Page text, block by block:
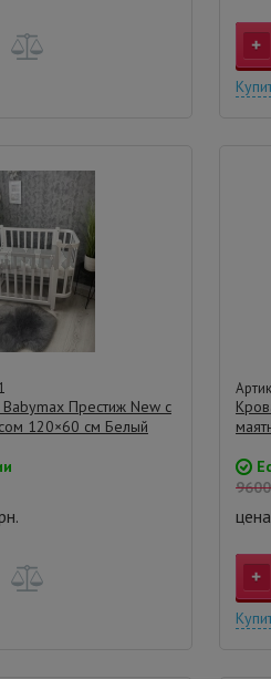
Babymax Престиж New с
120×60 см Белый
9600